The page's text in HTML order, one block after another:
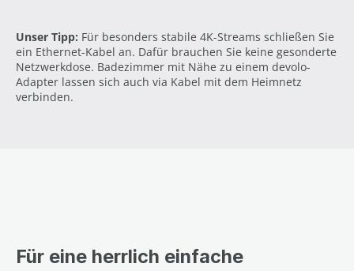
Unser Tipp: Für besonders stabile 4K-Streams schließen Sie
ein Ethernet-Kabel an. Dafür brauchen Sie keine gesonderte
Netzwerkdose. Badezimmer mit Nähe zu einem devolo-
Adapter lassen sich auch via Kabel mit dem Heimnetz
verbinden.
Für eine herrlich einfache